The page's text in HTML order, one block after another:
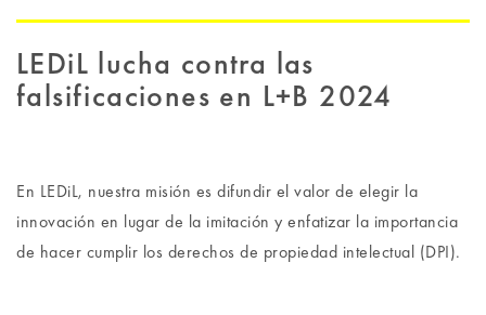
LEDiL lucha contra las
falsificaciones en L+B 2024
En LEDiL, nuestra misión es difundir el valor de elegir la
innovación en lugar de la imitación y enfatizar la importancia
de hacer cumplir los derechos de propiedad intelectual (DPI).